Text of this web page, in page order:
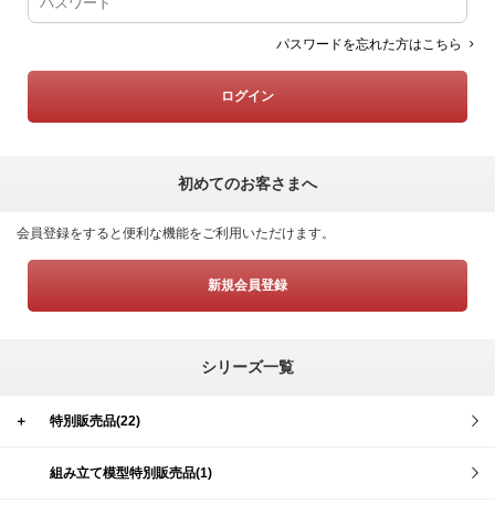
パスワードを忘れた方はこちら
初めてのお客さまへ
会員登録をすると便利な機能をご利用いただけます。
新規会員登録
シリーズ一覧
＋ 特別販売品(22)
組み立て模型特別販売品(1)